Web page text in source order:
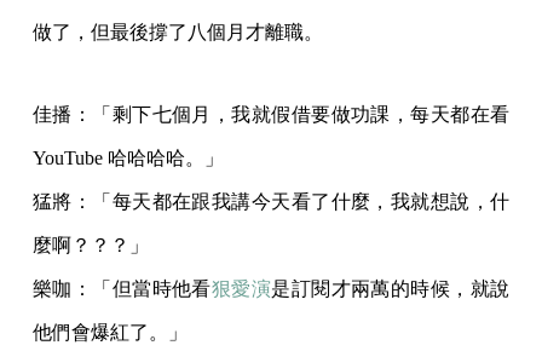
做了，但最後撐了八個月才離職。
佳播：「剩下七個月，我就假借要做功課，每天都在看
YouTube 哈哈哈哈。」
猛將：「每天都在跟我講今天看了什麼，我就想說，什
麼啊？？？」
樂咖：「但當時他看狠愛演是訂閱才兩萬的時候，就說
他們會爆紅了。」